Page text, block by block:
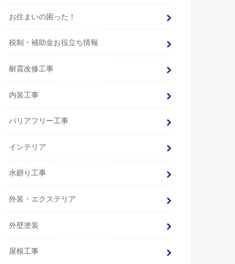
お住まいの困った！
税制・補助金お役立ち情報
耐震改修工事
内装工事
バリアフリー工事
インテリア
水廻り工事
外装・エクステリア
外壁塗装
屋根工事